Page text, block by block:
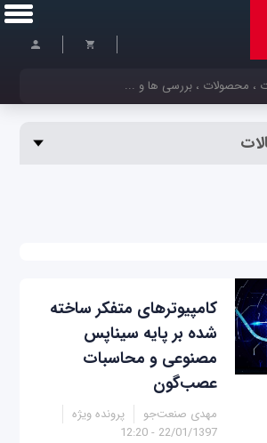
کنید
کامپیوترهای متفکر ساخته
شده بر پایه سیناپس
مصنوعی و محاسبات
عصب‌گون
مهدی صنعت‌جو
پرونده ویژه
22/01/1397 - 12:20